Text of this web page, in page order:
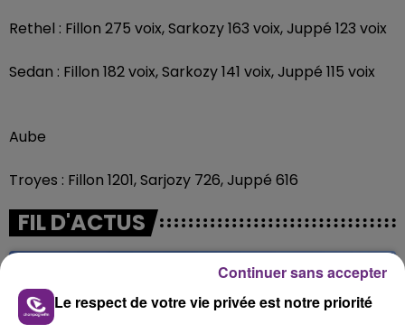
Rethel : Fillon 275 voix, Sarkozy 163 voix, Juppé 123 voix
Sedan : Fillon 182 voix, Sarkozy 141 voix, Juppé 115 voix
Aube
Troyes : Fillon 1201, Sarjozy 726, Juppé 616
FIL D'ACTUS
Le respect de votre vie privée est notre priorité
Continuer sans accepter